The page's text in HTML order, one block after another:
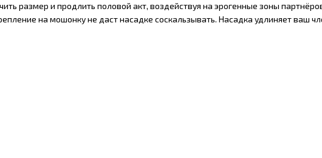
размер и продлить половой акт, воздействуя на эрогенные зоны
на мошонку не даст насадке соскальзывать. Насадка удлиняет ваш